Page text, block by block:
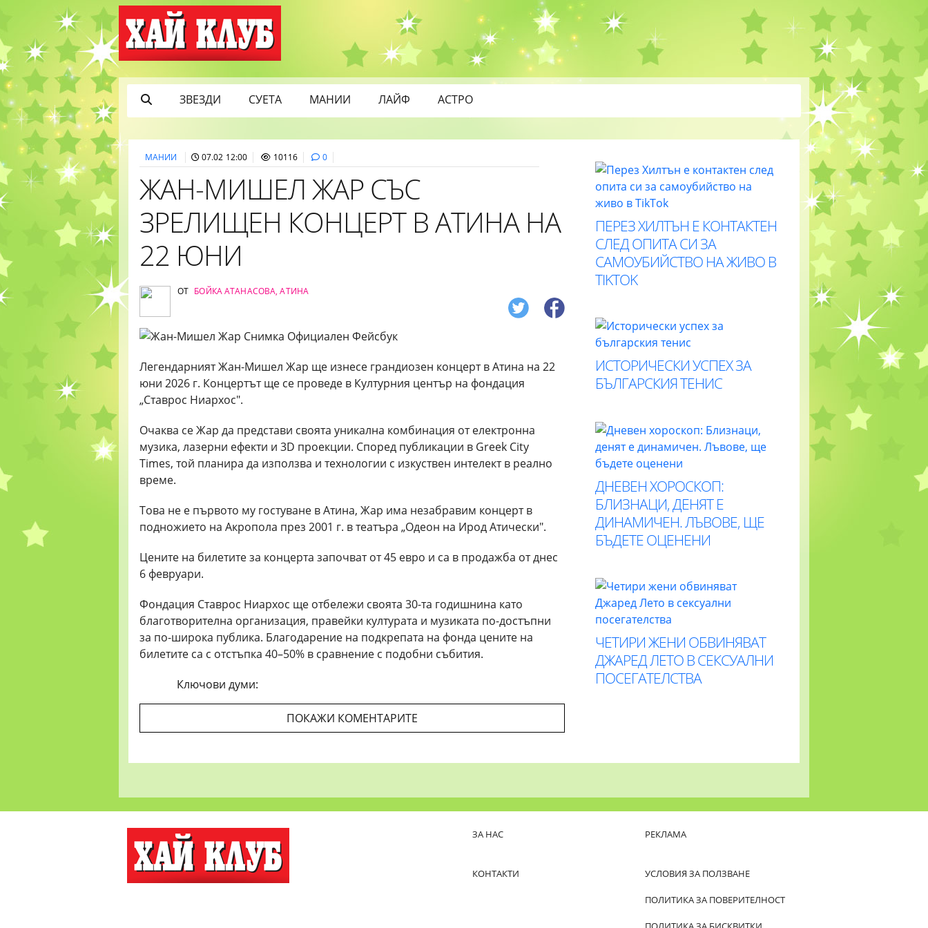
ЗВЕЗДИ СУЕТА МАНИИ ЛАЙФ АСТРО
МАНИИ 07.02 12:00 10116 0
ЖАН-МИШЕЛ ЖАР СЪС
ЗРЕЛИЩЕН КОНЦЕРТ В АТИНА НА
22 ЮНИ
ОТ БОЙКА АТАНАСОВА, АТИНА
Легендарният Жан-Мишел Жар ще изнесе грандиозен концерт в Атина на 22
юни 2026 г. Концертът ще се проведе в Културния център на фондация
„Ставрос Ниархос".
Очаква се Жар да представи своята уникална комбинация от електронна
музика, лазерни ефекти и 3D проекции. Според публикации в Greek City
Times, той планира да използва и технологии с изкуствен интелект в реално
време.
Това не е първото му гостуване в Атина, Жар има незабравим концерт в
подножието на Акропола през 2001 г. в театъра „Одеон на Ирод Атически".
Цените на билетите за концерта започват от 45 евро и са в продажба от днес
6 февруари.
Фондация Ставрос Ниархос ще отбележи своята 30-та годишнина като
благотворителна организация, правейки културата и музиката по-достъпни
за по-широка публика. Благодарение на подкрепата на фонда цените на
билетите са с отстъпка 40–50% в сравнение с подобни събития.
Ключови думи:
ПОКАЖИ КОМЕНТАРИТЕ
ПЕРЕЗ ХИЛТЪН Е КОНТАКТЕН
СЛЕД ОПИТА СИ ЗА
САМОУБИЙСТВО НА ЖИВО В
TIKTOK
ИСТОРИЧЕСКИ УСПЕХ ЗА
БЪЛГАРСКИЯ ТЕНИС
ДНЕВЕН ХОРОСКОП:
БЛИЗНАЦИ, ДЕНЯТ Е
ДИНАМИЧЕН. ЛЪВОВЕ, ЩЕ
БЪДЕТЕ ОЦЕНЕНИ
ЧЕТИРИ ЖЕНИ ОБВИНЯВАТ
ДЖАРЕД ЛЕТО В СЕКСУАЛНИ
ПОСЕГАТЕЛСТВА
ЗА НАС
КОНТАКТИ
РЕКЛАМА
УСЛОВИЯ ЗА ПОЛЗВАНЕ
ПОЛИТИКА ЗА ПОВЕРИТЕЛНОСТ